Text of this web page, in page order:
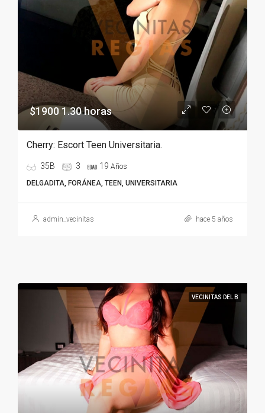
$1900 1.30 horas
Cherry: Escort Teen Universitaria.
35B 3 19 Años
DELGADITA, FORÁNEA, TEEN, UNIVERSITARIA
admin_vecinitas hace 5 años
VECINITAS DEL B